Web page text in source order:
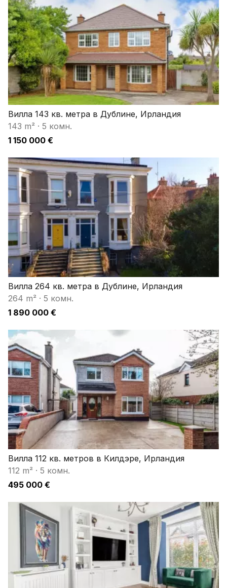
Вилла 143 кв. метра в Дублине, Ирландия
143 m² · 5 комн.
1 150 000 €
Вилла 264 кв. метра в Дублине, Ирландия
264 m² · 5 комн.
1 890 000 €
Вилла 112 кв. метров в Килдэре, Ирландия
112 m² · 5 комн.
495 000 €